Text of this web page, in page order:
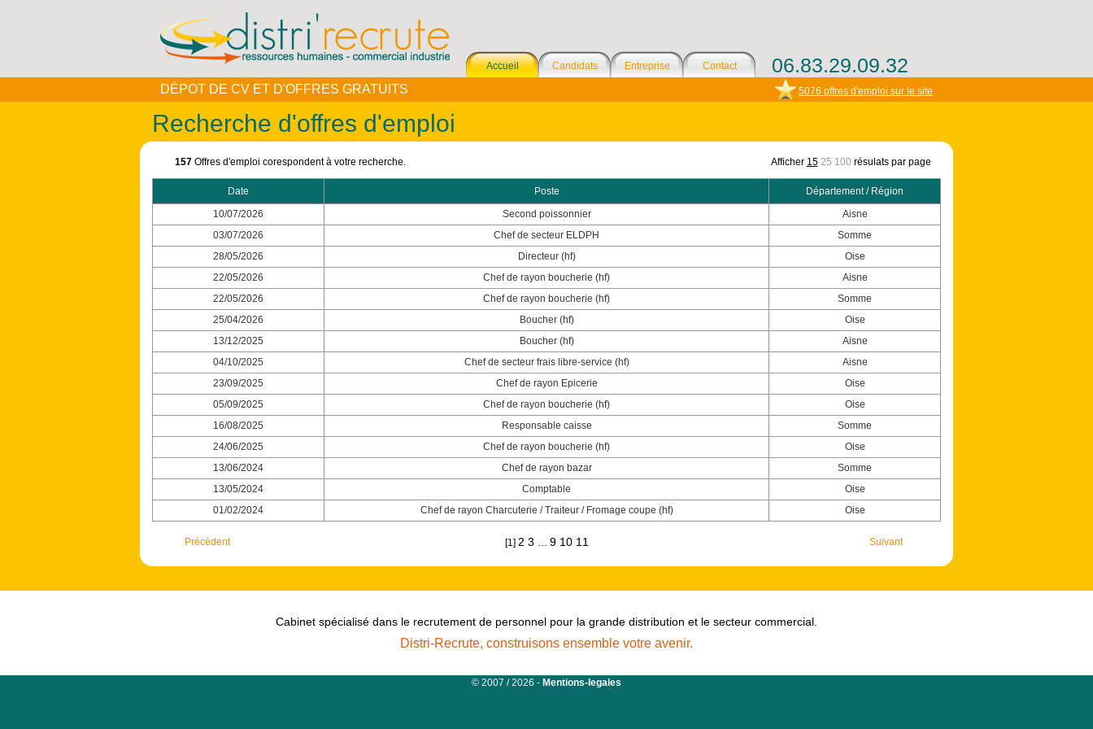
Accueil Candidats Entreprise Contact 06.83.29.09.32
5076 offres d'emploi sur le site
DÉPOT DE CV ET D'OFFRES GRATUITS
Recherche d'offres d'emploi
Afficher 15 25 100 résulats par page
157Offres d'emploi corespondent à votre recherche.
Date Poste
Département / Région
10/07/2026
Second poissonnier
Aisne
03/07/2026
Chef de secteur ELDPH
Somme
28/05/2026
Directeur (hf)
Oise
22/05/2026
Chef de rayon boucherie (hf)
Aisne
22/05/2026
Chef de rayon boucherie (hf)
Somme
25/04/2026
Boucher (hf)
Oise
13/12/2025
Boucher (hf)
Aisne
04/10/2025
Chef de secteur frais libre-service (hf)
Aisne
23/09/2025
Chef de rayon Epicerie
Oise
05/09/2025
Chef de rayon boucherie (hf)
Oise
16/08/2025
Responsable caisse
Somme
24/06/2025
Chef de rayon boucherie (hf)
Oise
13/06/2024
Chef de rayon bazar
Somme
13/05/2024
Comptable
Oise
01/02/2024
Chef de rayon Charcuterie / Traiteur / Fromage coupe (hf) Oise
Précédent [1] 2 3 … 9 10 11 Suivant
Cabinet spécialisé dans le recrutement de personnel pour la grande distribution et le secteur commercial.
Distri-Recrute, construisons ensemble votre avenir.
© 2007 / 2026 - Mentions-legales